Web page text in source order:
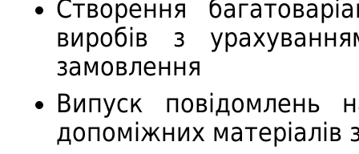
Створення
виробів з
замовлення
Випуск повідомлень
допоміжних матеріалів